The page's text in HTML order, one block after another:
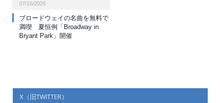
07/15/2026
ブロードウェイの名曲を無料で
満喫 夏恒例「Broadway in
Bryant Park」開催
X（旧TWITTER）